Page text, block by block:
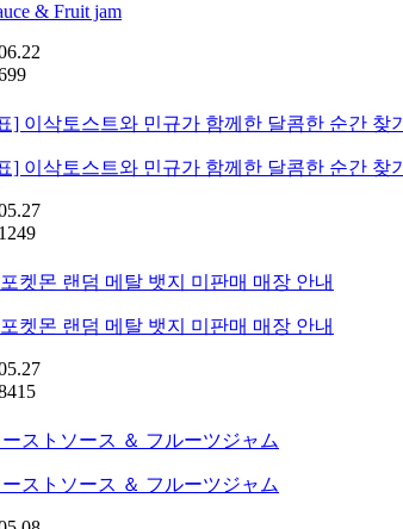
& Fruit jam
] 이삭토스트와 민규가 함께한 달콤한 순간 찾기
] 이삭토스트와 민규가 함께한 달콤한 순간 찾기
켓몬 랜덤 메탈 뱃지 미판매 매장 안내
켓몬 랜덤 메탈 뱃지 미판매 매장 안내
ストソース ＆ フルーツジャム
ストソース ＆ フルーツジャム